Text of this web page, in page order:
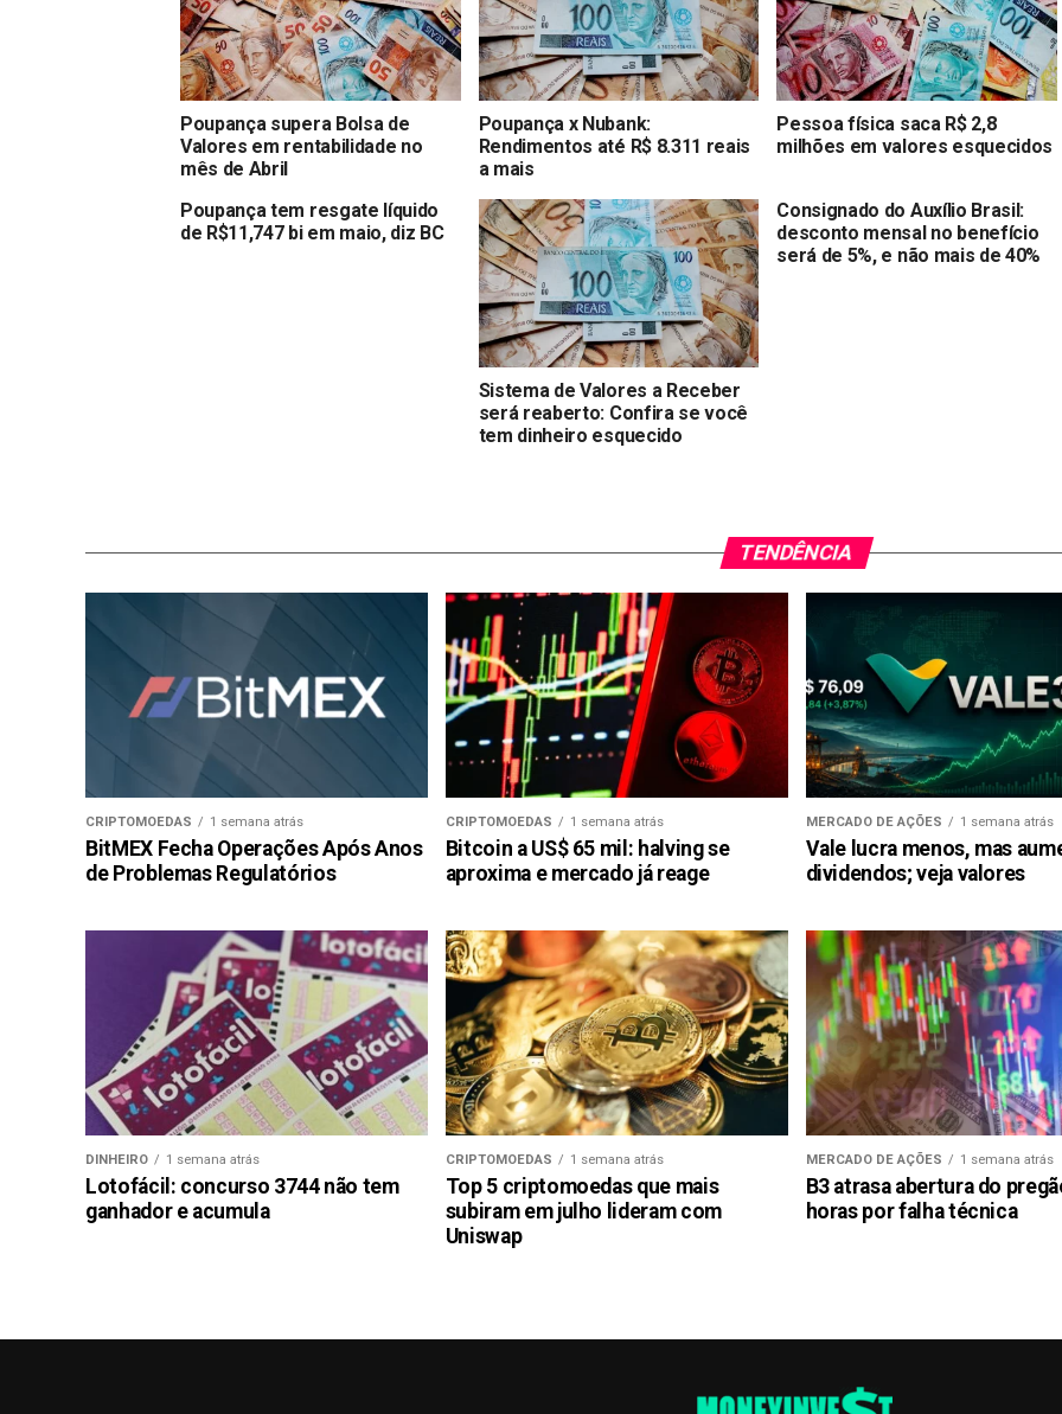
Poupança supera Bolsa de
Valores em rentabilidade no
mês de Abril
Poupança x Nubank:
Rendimentos até R$ 8.311 reais
a mais
Pessoa física saca R$ 2,8
milhões em valores esquecidos
Poupança tem resgate líquido
de R$11,747 bi em maio, diz BC
Sistema de Valores a Receber
será reaberto: Confira se você
tem dinheiro esquecido
Consignado do Auxílio Brasil:
desconto mensal no benefício
será de 5%, e não mais de 40%
TENDÊNCIA
CRIPTOMOEDAS 1 semana atrás
BitMEX Fecha Operações Após Anos
de Problemas Regulatórios
CRIPTOMOEDAS 1 semana atrás
Bitcoin a US$ 65 mil: halving se
aproxima e mercado já reage
MERCADO DE AÇÕES 1 semana atrás
Vale lucra menos, mas
dividendos; veja valores
DINHEIRO 1 semana atrás
Lotofácil: concurso 3744 não tem
ganhador e acumula
CRIPTOMOEDAS 1 semana atrás
Top 5 criptomoedas que mais
subiram em julho lideram com
Uniswap
MERCADO DE AÇÕES 1 semana atrás
B3 atrasa abertura do
horas por falha técnica